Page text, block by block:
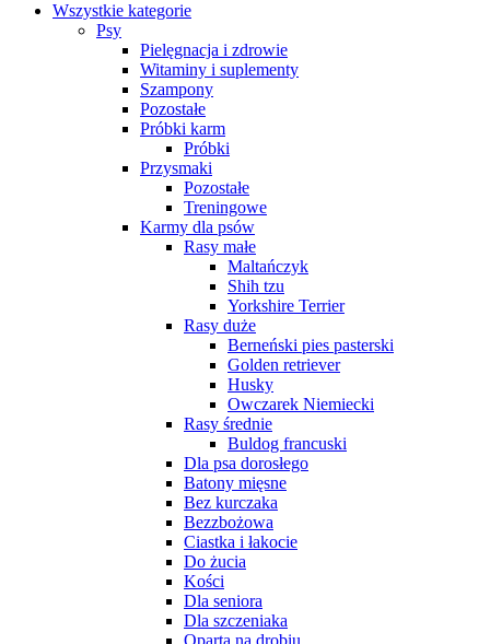
Wszystkie kategorie
Psy
Pielęgnacja i zdrowie
Witaminy i suplementy
Szampony
Pozostałe
Próbki karm
Próbki
Przysmaki
Pozostałe
Treningowe
Karmy dla psów
Rasy małe
Maltańczyk
Shih tzu
Yorkshire Terrier
Rasy duże
Berneński pies pasterski
Golden retriever
Husky
Owczarek Niemiecki
Rasy średnie
Buldog francuski
Dla psa dorosłego
Batony mięsne
Bez kurczaka
Bezzbożowa
Ciastka i łakocie
Do żucia
Kości
Dla seniora
Dla szczeniaka